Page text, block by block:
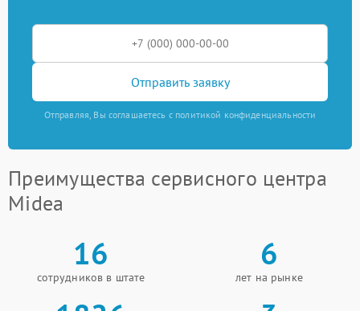
Отправить заявку
Отправляя, Вы соглашаетесь с политикой конфиденциальности
Преимущества сервисного центра
Midea
16
сотрудников в штате
6
лет на рынке